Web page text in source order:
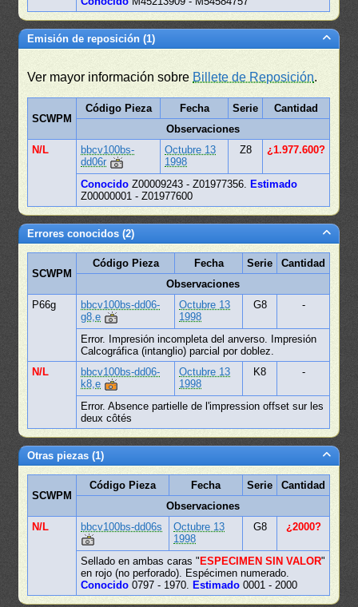
Emisión de reposición (1)
Ver mayor información sobre Billete de Reposición.
SCWPM
Código Pieza Fecha Serie
Cantidad
Observaciones
N/L
bbcv100bs-
dd06r
Octubre 13
1998
Z8 ¿1.977.600?
Conocido Z00009243 - Z01977356.
Estimado
Z00000001 - Z01977600
Errores conocidos (2)
SCWPM
Código Pieza Fecha Serie
Cantidad
Observaciones
P66g
bbcv100bs-dd06-
g8,e
Octubre 13
1998
G8 -
Error. Impresión incompleta del anverso. Impresión
Calcográfica (intanglio) parcial por doblez.
N/L
bbcv100bs-dd06-
k8,e
Octubre 13
1998
K8 -
Error. Absence partielle de l'impression offset sur ​​les
deux côtés
Otras piezas (1)
SCWPM
Código Pieza Fecha Serie
Cantidad
Observaciones
N/L
bbcv100bs-dd06s
Octubre 13
1998
G8 ¿2000?
Sellado en ambas caras " ESPECIMEN SIN VALOR"
en rojo (no perforado). Espécimen numerado.
Conocido 0797 - 1970. Estimado 0001 - 2000